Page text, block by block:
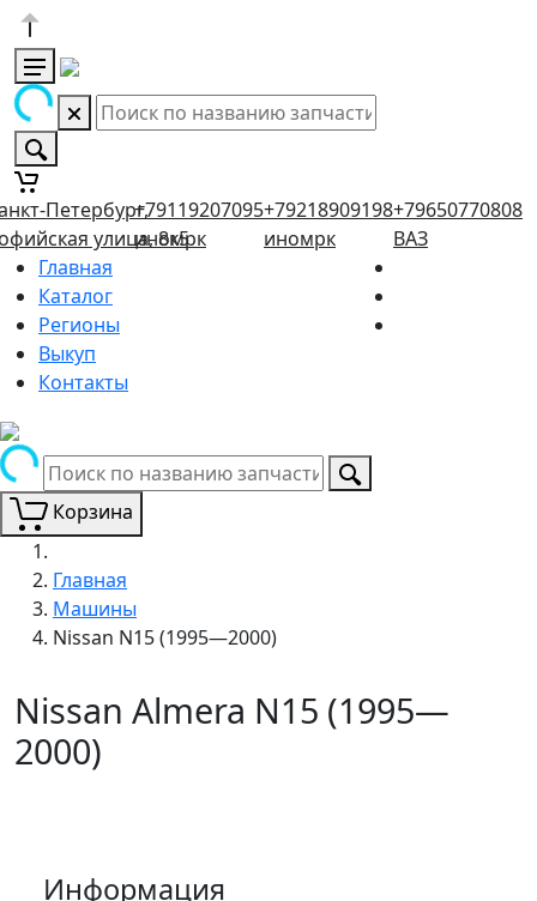
Петербург,
улица, 8к5
+79119207095
иномрк
+79218909198
иномрк
+79650770808
ВАЗ
Главная
Каталог
Регионы
Выкуп
Контакты
Корзина
Главная
Машины
Nissan N15 (1995—2000)
Nissan Almera N15 (1995—
2000)
Информация